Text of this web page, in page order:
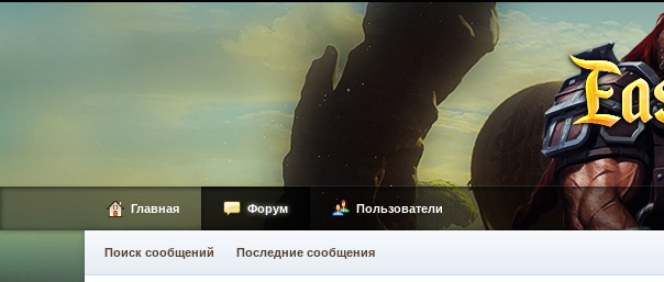
Главная Форум
Поиск сообщений Последние сообщения
Пользователи